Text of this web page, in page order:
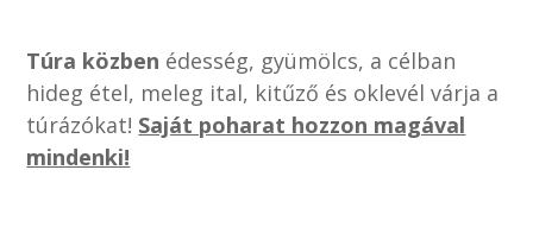
Túra közben édesség, gyümölcs, a célban
hideg étel, meleg ital, kitűző és oklevél várja a
túrázókat! Saját poharat hozzon magával
mindenki!